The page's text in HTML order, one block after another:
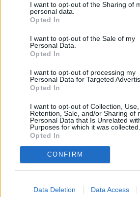
I want to opt-out of the Sharing of
personal data.
Opted In
I want to opt-out of the Sale of my
Personal Data.
Opted In
I want to opt-out of processing my
Personal Data for Targeted
Opted In
I want to opt-out of Collection, Use,
Retention, Sale, and/or Sharing of
Personal Data that Is Unrelated
Purposes for which it was collected.
Opted In
CONFIRM
Data Deletion Data Access
– To człowiek bez zarzutu. Takie
wiem – słyszę od kolejnej osoby.
– On tu nie mieszka, w ogóle go nie
na weekendy przyjeżdża. Widziałem
mnie to sympatyczny pan, nikomu nie
słowa o nim nie powiem – mówi
mieszkańców.
Słychać też, że ostatnie doniesienia
odgrzebywanie starych spraw, żeby